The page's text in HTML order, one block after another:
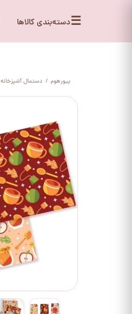
☰دسته‌بندی کالاها
پیورهوم دستمال آشپزخانه